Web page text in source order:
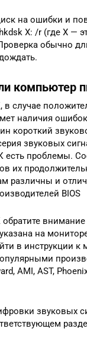
на ошибки и
X: /r (где X —
обычно
компьютер
случае
наличия
короткий
звуковых
есть проблемы.
их
различны и
BIOS
внимание
на
в инструкции к
AMI, AST,
звуковых